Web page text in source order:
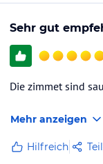
Sehr gut
Die zimmet sind
Mehr anzeigen
Hilfreich